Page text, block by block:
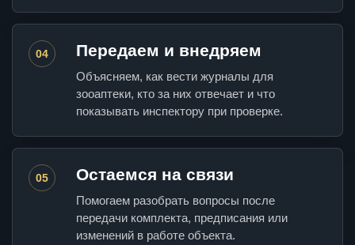
04 Передаем и внедряем
Объясняем, как вести журналы для
зооаптеки, кто за них отвечает и что
показывать инспектору при проверке.
05 Остаемся на связи
Помогаем разобрать вопросы после
передачи комплекта, предписания или
изменений в работе объекта.